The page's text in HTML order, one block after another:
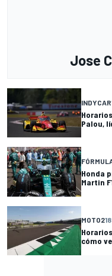
Jose
INDYCAR
Palou,
Honda
Martin
MOTO2
cómo